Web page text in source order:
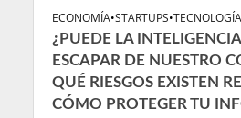
ECONOMÍA•STARTUPS•TECNOLOGÍA
¿PUEDE LA
ESCAPAR DE NUESTRO
QUÉ RIESGOS EXISTEN
CÓMO PROTEGER TU